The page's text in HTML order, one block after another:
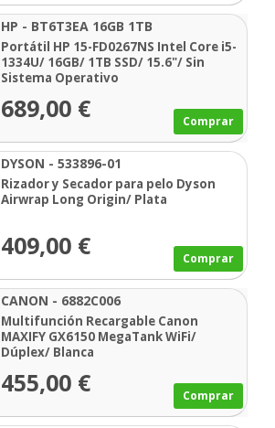
HP - BT6T3EA 16GB 1TB
Portátil HP 15-FD0267NS Intel Core i5-
1334U/ 16GB/ 1TB SSD/ 15.6"/ Sin
Sistema Operativo
689,00 € Comprar
DYSON - 533896-01
Rizador y Secador para pelo Dyson
Airwrap Long Origin/ Plata
409,00 € Comprar
CANON - 6882C006
Multifunción Recargable Canon
MAXIFY GX6150 MegaTank WiFi/
Dúplex/ Blanca
455,00 € Comprar